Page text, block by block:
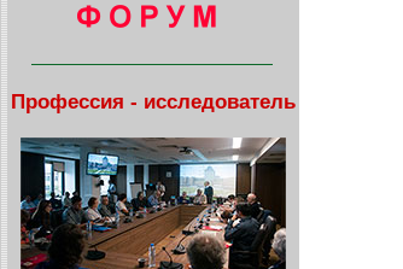
Профессия - исследователь